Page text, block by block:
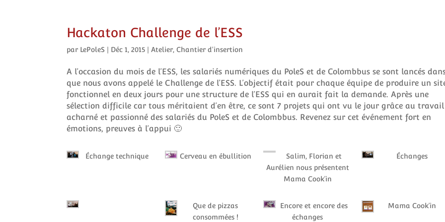
Hackaton Challenge de l’ESS
par LePoleS Déc 1, 2015 Atelier, Chantier d'insertion
A l’occasion du mois de l’ESS, les salariés numériques du PoleS et de Colombbus se sont lancés
que nous avons appelé le Challenge de l’ESS. L’objectif était pour chaque équipe de produire un
fonctionnel en deux jours pour une structure de l’ESS qui en aurait fait la demande. Après une
sélection difficile car tous méritaient d’en être, ce sont 7 projets qui ont vu le jour grâce au travail
acharné et passionné des salariés du PoleS et de Colombbus. Revenez sur cet événement fort en
émotions, preuves à l’appui 🙂
Échange technique Cerveau en ébullition
Salim, Florian et
Aurélien nous présentent
Mama Cook’in
Échanges
Que de pizzas
consommées !
Encore et encore des
échanges
Mama Cook’in